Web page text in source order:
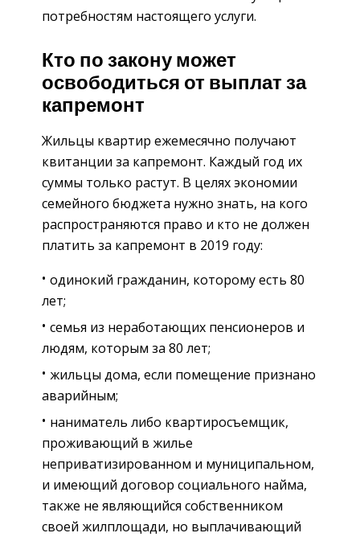
потребностям настоящего услуги.
Кто по закону может
освободиться от выплат за
капремонт
Жильцы квартир ежемесячно получают
квитанции за капремонт. Каждый год их
суммы только растут. В целях экономии
семейного бюджета нужно знать, на кого
распространяются право и кто не должен
платить за капремонт в 2019 году:
одинокий гражданин, которому есть 80
лет;
семья из неработающих пенсионеров и
людям, которым за 80 лет;
жильцы дома, если помещение признано
аварийным;
наниматель либо квартиросъемщик,
проживающий в жилье
неприватизированном и муниципальном,
и имеющий договор социального найма,
также не являющийся собственником
своей жилплощади, но выплачивающий